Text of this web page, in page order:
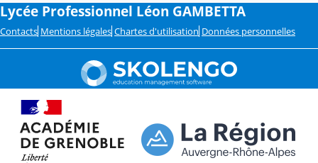
Lycée Professionnel Léon GAMBETTA
Contacts Mentions légales Chartes d'utilisation Données personnelles